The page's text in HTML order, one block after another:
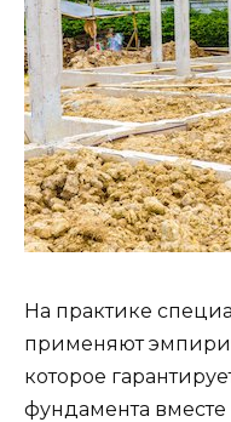
На практике
применяют
которое
фундамента